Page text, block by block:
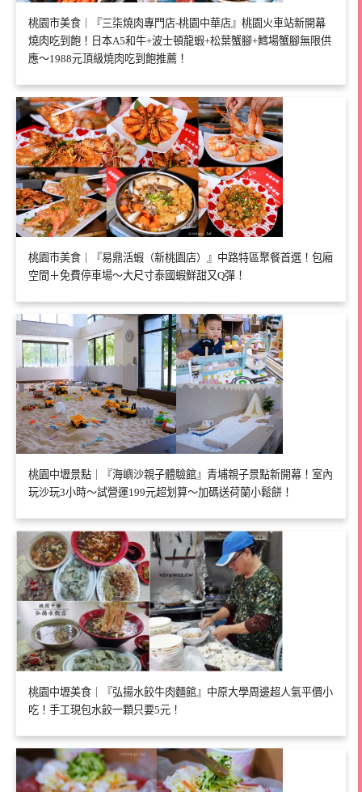
桃園市美食｜『三柒燒肉專門店-桃園中華店』桃園火車站新開幕
燒肉吃到飽！日本A5和牛+波士頓龍蝦+松葉蟹腳+鱈場蟹腳無限供
應～1988元頂級燒肉吃到飽推薦！
桃園市美食｜『易鼎活蝦（新桃園店）』中路特區聚餐首選！包廂
空間＋免費停車場～大尺寸泰國蝦鮮甜又Q彈！
桃園中壢景點｜『海嶼沙親子體驗館』青埔親子景點新開幕！室內
玩沙玩3小時～試營運199元超划算～加碼送荷蘭小鬆餅！
桃園中壢美食｜『弘揚水餃牛肉麵館』中原大學周邊超人氣平價小
吃！手工現包水餃一顆只要5元！